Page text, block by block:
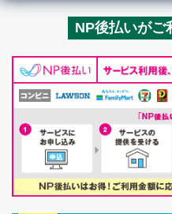
NP後払いがご